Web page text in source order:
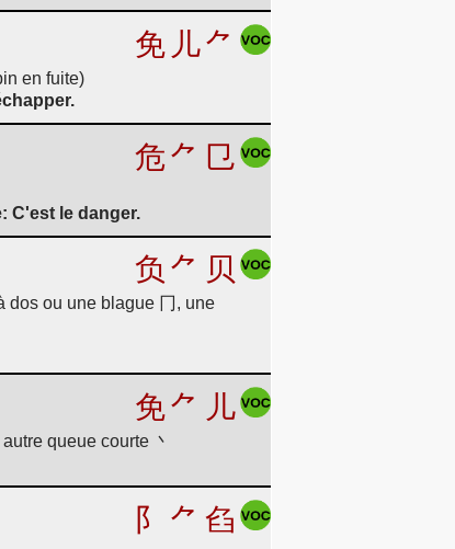
免 儿⺈
en fuite)
危⺈ 㔾
C'est le danger.
负 ⺈ 贝
dos ou une blague 冂, une
免⺈ 儿
queue courte 丶
阝 ⺈ 臽